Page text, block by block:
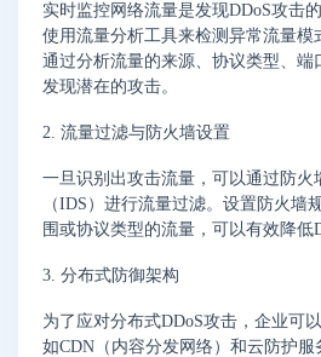
实时监控网络流量是发现DDoS攻击
使用流量分析工具来检测异常流量模
通过分析流量的来源、协议类型、端
发现潜在的攻击。
2. 流量过滤与防火墙设置
一旦识别出攻击流量，可以通过防火
（IDS）进行流量过滤。设置防火墙
围或协议类型的流量，可以有效降低
3. 分布式防御架构
为了应对分布式DDoS攻击，企业可
如CDN（内容分发网络）和云防护